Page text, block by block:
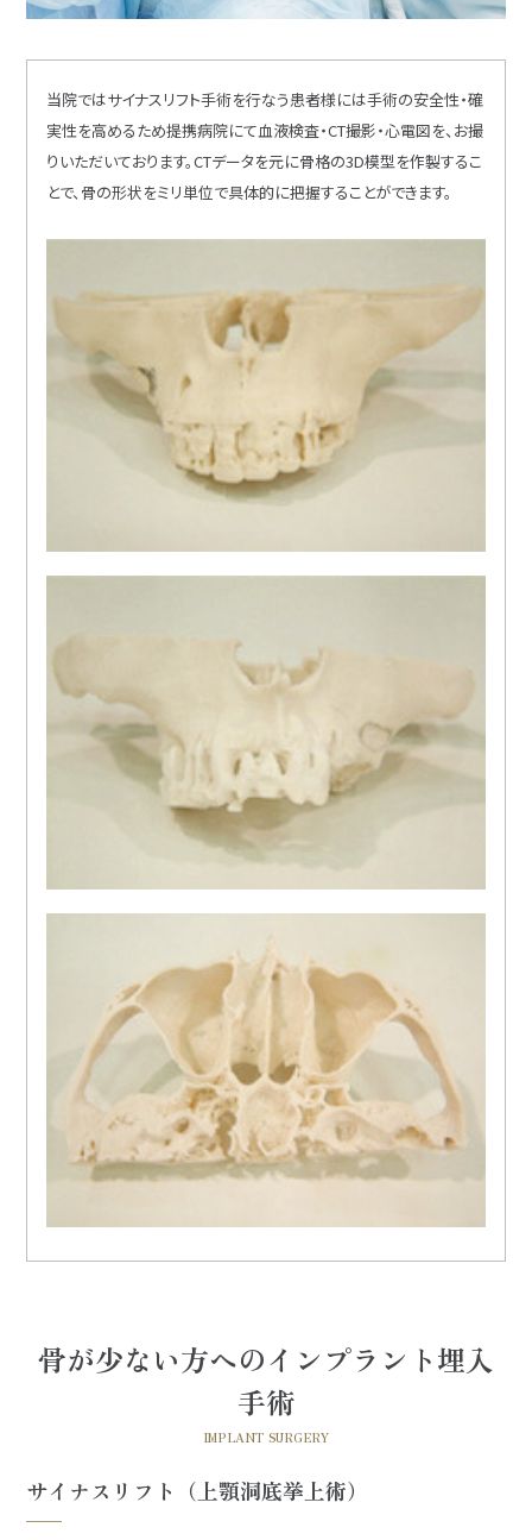
当院ではサイナスリフト手術を行なう患者様には手術の安全性・確
実性を高めるため提携病院にて血液検査・CT撮影・心電図を、お撮
りいただいております。CTデータを元に骨格の3D模型を作製するこ
とで、骨の形状をミリ単位で具体的に把握することができます。
骨が少ない方へのインプラント埋入
手術
IMPLANT SURGERY
サイナスリフト（上顎洞底挙上術）